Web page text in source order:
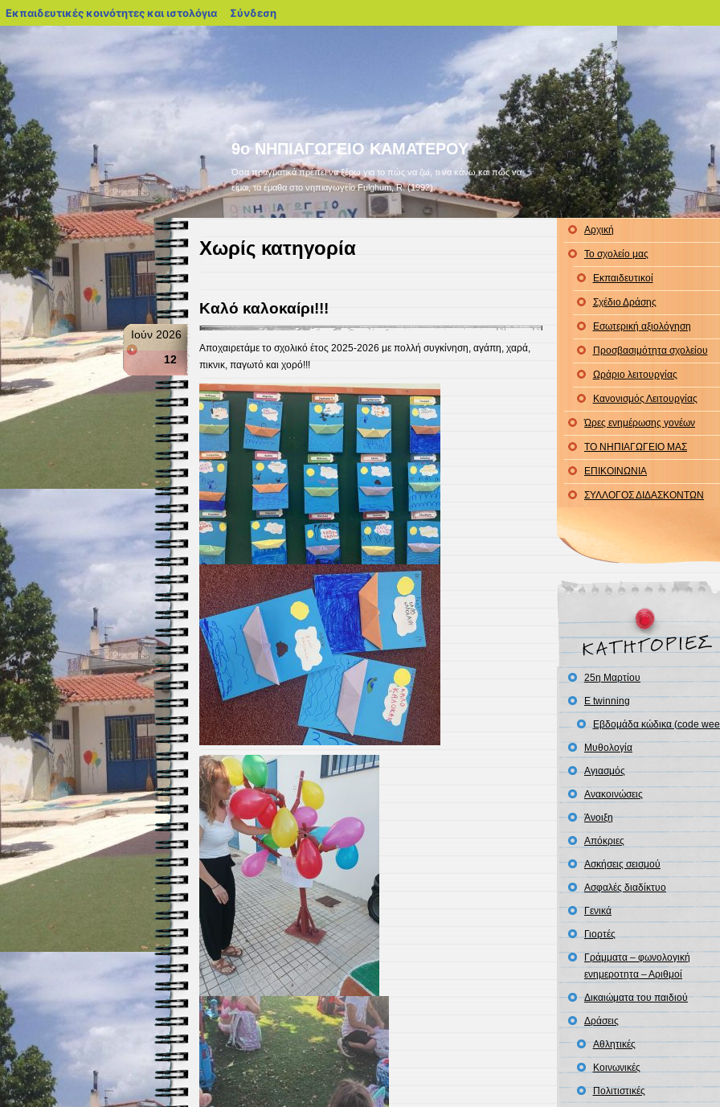
9ο ΝΗΠΙΑΓΩΓΕΙΟ ΚΑΜΑΤΕΡΟΥ
Όσα πραγματικά πρέπει να ξέρω για το πώς να ζω, τι να κάνω και πώς να
είμαι, τα έμαθα στο νηπιαγωγείο Fulghum, R. (1992).
Χωρίς κατηγορία
Καλό καλοκαίρι!!!
Ιούν 2026
12
Αποχαιρετάμε το σχολικό έτος 2025-2026 με πολλή συγκίνηση, αγάπη, χαρά,
πικνικ, παγωτό και χορό!!!
Αρχική
Το σχολείο μας
Εκπαιδευτικοί
Σχέδιο Δράσης
Εσωτερική αξιολόγηση
Προσβασιμότητα σχολείου
Ωράριο λειτουργίας
Κανονισμός Λειτουργίας
Ώρες ενημέρωσης γονέων
ΤΟ ΝΗΠΙΑΓΩΓΕΙΟ ΜΑΣ
ΕΠΙΚΟΙΝΩΝΙΑ
ΣΥΛΛΟΓΟΣ ΔΙΔΑΣΚΟΝΤΩΝ
25η Μαρτίου
E twinning
Εβδομάδα κώδικα (code
Mυθολογία
Αγιασμός
Ανακοινώσεις
Άνοιξη
Απόκριες
Ασκήσεις σεισμού
Ασφαλές διαδίκτυο
Γενικά
Γιορτές
Γράμματα – φωνολογική
ενημεροτητα – Αριθμοί
Δικαιώματα του παιδιού
Δράσεις
Αθλητικές
Κοινωνικές
Πολιτιστικές
Εκπαιδευτικές κοινότητες και ιστολόγια blogs.sch.gr
Σύνδεση